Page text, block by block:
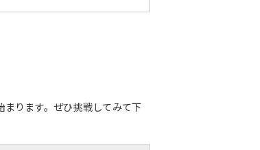
ります。ぜひ挑戦してみて下